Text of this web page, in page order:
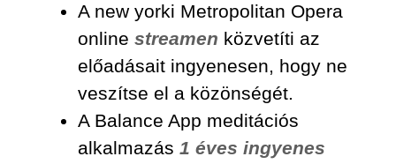
A new yorki Metropolitan Opera
onlinestreamen közvetíti az
előadásait ingyenesen, hogy ne
veszítse el a közönségét.
A Balance App meditációs
alkalmazás 1 éves ingyenes